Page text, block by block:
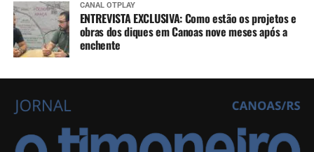
CANAL OTPLAY
ENTREVISTA EXCLUSIVA: Como estão os projetos e
obras dos diques em Canoas nove meses após a
enchente